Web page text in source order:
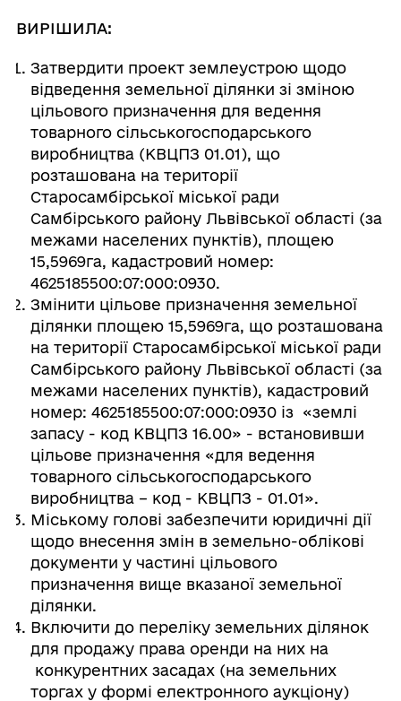
ВИРІШИЛА:
Затвердити проект землеустрою щодо
відведення земельної ділянки зі зміною
цільового призначення для ведення
товарного сільськогосподарського
виробництва (КВЦПЗ 01.01), що
розташована на території
Старосамбірської міської ради
Самбірського району Львівської області (за
межами населених пунктів), площею
15,5969га, кадастровий номер:
4625185500:07:000:0930.
Змінити цільове призначення земельної
ділянки площею 15,5969га, що розташована
на території Старосамбірської міської ради
Самбірського району Львівської області (за
межами населених пунктів), кадастровий
номер: 4625185500:07:000:0930 із «землі
запасу - код КВЦПЗ 16.00» - встановивши
цільове призначення «для ведення
товарного сільськогосподарського
виробництва – код - КВЦПЗ - 01.01».
Міському голові забезпечити юридичні дії
щодо внесення змін в земельно-облікові
документи у частині цільового
призначення вище вказаної земельної
ділянки.
Включити до переліку земельних ділянок
для продажу права оренди на них на
конкурентних засадах (на земельних
торгах у формі електронного аукціону)